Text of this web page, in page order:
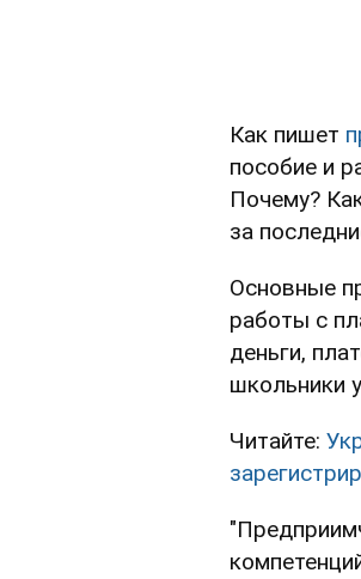
Как пишет
пособие и
Почему?
за
Основные
работы с
деньги,
школьники
Читайте: